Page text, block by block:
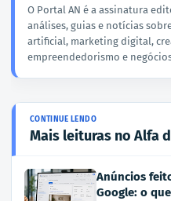
O Portal AN é a assinatura
análises, guias e notícias
artificial, marketing digital,
empreendedorismo e
Mais leituras no Alfa
Anúncios
Google: o